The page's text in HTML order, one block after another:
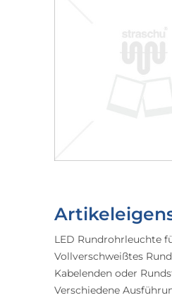
LED Rundrohrleuchte
Vollverschweißtes
Kabelenden oder
Verschiedene